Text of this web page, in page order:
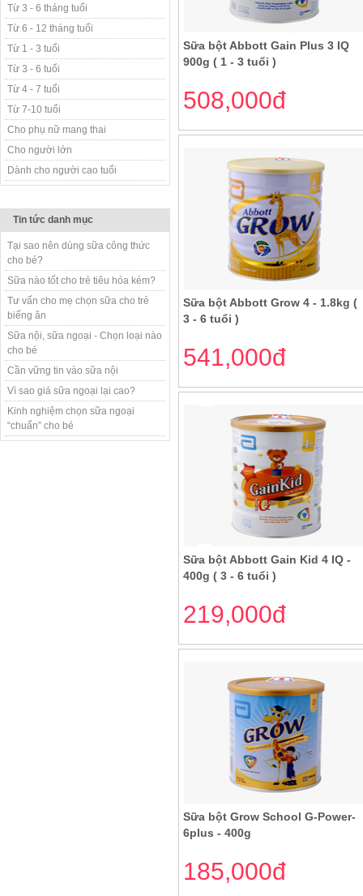
Từ 3 - 6 tháng tuổi
Từ 6 - 12 tháng tuổi
Từ 1 - 3 tuổi
Từ 3 - 6 tuổi
Từ 4 - 7 tuổi
Từ 7-10 tuổi
Cho phụ nữ mang thai
Cho người lớn
Dành cho người cao tuổi
Tin tức danh mục
Tại sao nên dùng sữa công thức
cho bé?
Sữa nào tốt cho trẻ tiêu hóa kém?
Tư vấn cho mẹ chọn sữa cho trẻ
biếng ăn
Sữa nội, sữa ngoại - Chọn loại nào
cho bé
Cần vững tin vào sữa nội
Vì sao giá sữa ngoại lại cao?
Kinh nghiệm chọn sữa ngoại
“chuẩn” cho bé
Sữa bột Abbott Gain Plus 3 IQ
900g ( 1 - 3 tuổi )
508,000đ
Sữa bột Abbott Grow 4 - 1.8kg (
3 - 6 tuổi )
541,000đ
Sữa bột Abbott Gain Kid 4 IQ -
400g ( 3 - 6 tuổi )
219,000đ
Sữa bột Grow School G-Power-
6plus - 400g
185,000đ